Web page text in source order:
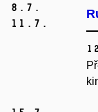
8. 7.
11. 7.